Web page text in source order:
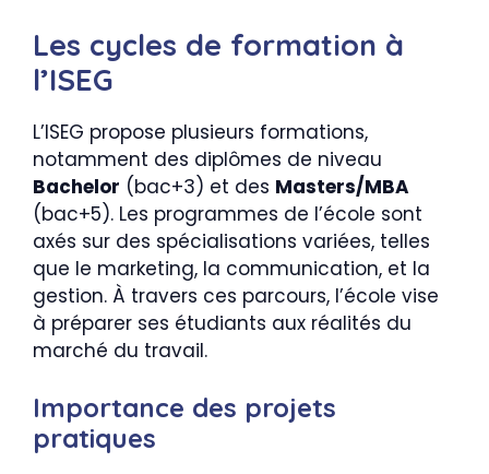
Les cycles de formation à
l’ISEG
L’ISEG propose plusieurs formations,
notamment des diplômes de niveau
Bachelor (bac+3) et des Masters/MBA
(bac+5). Les programmes de l’école sont
axés sur des spécialisations variées, telles
que le marketing, la communication, et la
gestion. À travers ces parcours, l’école vise
à préparer ses étudiants aux réalités du
marché du travail.
Importance des projets
pratiques